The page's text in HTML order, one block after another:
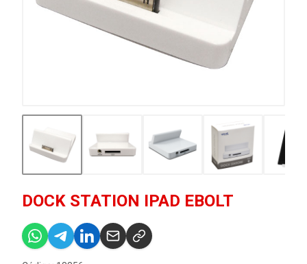
DOCK STATION IPAD EBOLT